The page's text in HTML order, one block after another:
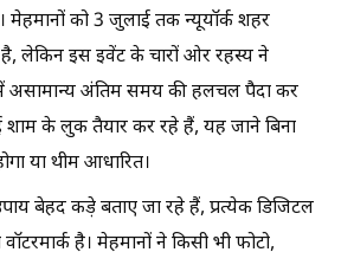
को 3 जुलाई तक न्यूयॉर्क शहर
लेकिन इस इवेंट के चारों ओर रहस्य ने
असामान्य अंतिम समय की हलचल पैदा कर
शाम के लुक तैयार कर रहे हैं, यह जाने बिना
या थीम आधारित।
बेहद कड़े बताए जा रहे हैं, प्रत्येक डिजिटल
है। मेहमानों ने किसी भी फोटो,